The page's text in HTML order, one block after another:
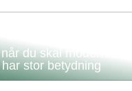
du skal modernisere
stor betydning